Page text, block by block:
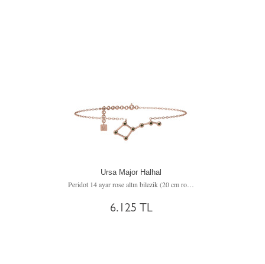
Ursa Major Halhal
Peridot 14 ayar rose altın bilezik (20 cm rose altın rolo zincir)
6.125 TL